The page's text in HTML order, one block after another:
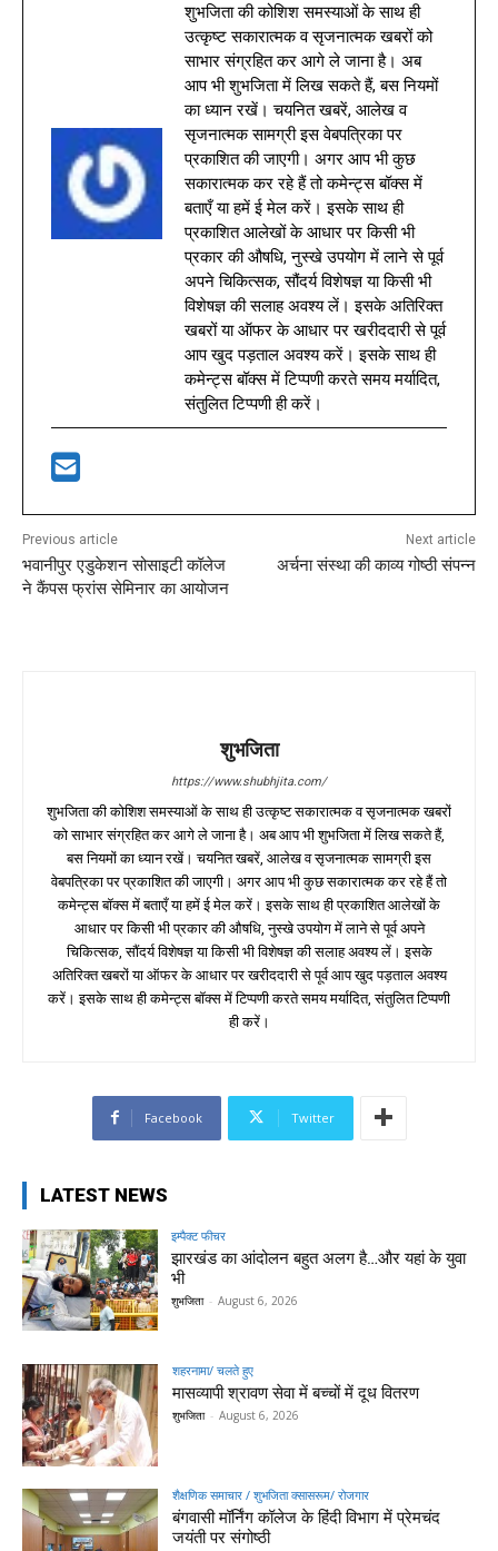
शुभजिता की कोशिश समस्याओं के साथ ही
उत्कृष्ट सकारात्मक व सृजनात्मक खबरों को
साभार संग्रहित कर आगे ले जाना है। अब
आप भी शुभजिता में लिख सकते हैं, बस नियमों
का ध्यान रखें। चयनित खबरें, आलेख व
सृजनात्मक सामग्री इस वेबपत्रिका पर
प्रकाशित की जाएगी। अगर आप भी कुछ
सकारात्मक कर रहे हैं तो कमेन्ट्स बॉक्स में
बताएँ या हमें ई मेल करें। इसके साथ ही
प्रकाशित आलेखों के आधार पर किसी भी
प्रकार की औषधि, नुस्खे उपयोग में लाने से पूर्व
अपने चिकित्सक, सौंदर्य विशेषज्ञ या किसी भी
विशेषज्ञ की सलाह अवश्य लें। इसके अतिरिक्त
खबरों या ऑफर के आधार पर खरीददारी से पूर्व
आप खुद पड़ताल अवश्य करें। इसके साथ ही
कमेन्ट्स बॉक्स में टिप्पणी करते समय मर्यादित,
संतुलित टिप्पणी ही करें।
Previous article
भवानीपुर एडुकेशन सोसाइटी कॉलेज
ने कैंपस फ्रांस सेमिनार का आयोजन
Next article
अर्चना संस्था की काव्य गोष्ठी संपन्न
शुभजिता
https://www.shubhjita.com/
शुभजिता की कोशिश समस्याओं के साथ ही उत्कृष्ट सकारात्मक व सृजनात्मक खबरों
को साभार संग्रहित कर आगे ले जाना है। अब आप भी शुभजिता में लिख सकते हैं,
बस नियमों का ध्यान रखें। चयनित खबरें, आलेख व सृजनात्मक सामग्री इस
वेबपत्रिका पर प्रकाशित की जाएगी। अगर आप भी कुछ सकारात्मक कर रहे हैं तो
कमेन्ट्स बॉक्स में बताएँ या हमें ई मेल करें। इसके साथ ही प्रकाशित आलेखों के
आधार पर किसी भी प्रकार की औषधि, नुस्खे उपयोग में लाने से पूर्व अपने
चिकित्सक, सौंदर्य विशेषज्ञ या किसी भी विशेषज्ञ की सलाह अवश्य लें। इसके
अतिरिक्त खबरों या ऑफर के आधार पर खरीददारी से पूर्व आप खुद पड़ताल अवश्य
करें। इसके साथ ही कमेन्ट्स बॉक्स में टिप्पणी करते समय मर्यादित, संतुलित टिप्पणी
ही करें।
Facebook Twitter
LATEST NEWS
इम्पैक्ट फीचर
झारखंड का आंदोलन बहुत अलग है…और यहां के युवा
भी
शुभजिता - August 6, 2026
शहरनामा/ चलते हुए
मासव्यापी श्रावण सेवा में बच्चों में दूध वितरण
शुभजिता - August 6, 2026
शैक्षणिक समाचार / शुभजिता क्सासरूम/ रोजगार
बंगवासी मॉर्निंग कॉलेज के हिंदी विभाग में प्रेमचंद
जयंती पर संगोष्ठी